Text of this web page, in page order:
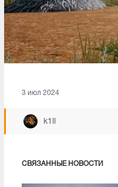
3 июл 2024
k1ll
СВЯЗАННЫЕ НОВОСТИ